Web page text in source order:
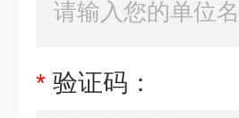
* 验证码：